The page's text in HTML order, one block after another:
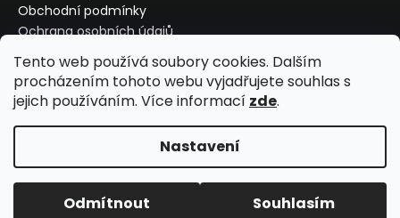
Tento web používá soubory cookies. Dalším
procházením tohoto webu vyjadřujete souhlas s
jejich používáním. Více informací zde.
Nastavení
Odmítnout Souhlasím
Obchodní podmínky
Ochrana osobních údajů
Reklamace, výměna, vrácení
Moje objednávka
Copyright 2026MMT Shop. Všechna práva vyhrazena.
Upravit nastavení cookies